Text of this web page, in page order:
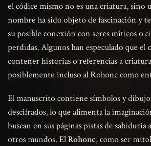
el códice mismo no es una criatura, sino
nombre ha sido objeto de fascinación y
su posible conexión con seres míticos o
perdidas. Algunos han especulado que el
contener historias o referencias a
posiblemente incluso al Rohonc como
El manuscrito contiene símbolos y
descifrados, lo que alimenta la
buscan en sus páginas pistas de sabiduría
otros mundos. ElRohonc, como ser